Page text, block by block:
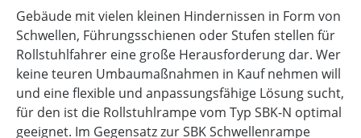
Gebäude mit vielen kleinen Hindernissen in Form von
Schwellen, Führungsschienen oder Stufen stellen für
Rollstuhlfahrer eine große Herausforderung dar. Wer
keine teuren Umbaumaßnahmen in Kauf nehmen will
und eine flexible und anpassungsfähige Lösung sucht,
für den ist die Rollstuhlrampe vom Typ SBK-N optimal
geeignet. Im Gegensatz zur SBK Schwellenrampe